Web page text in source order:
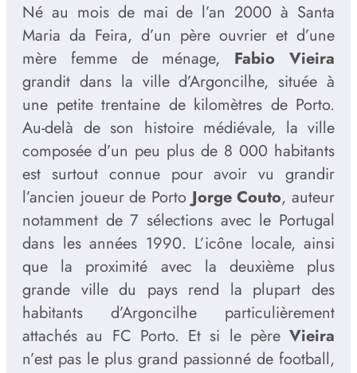
Né au mois de mai de l’an 2000 à Santa
Maria da Feira, d’un père ouvrier et d’une
mère femme de ménage, Fabio Vieira
grandit dans la ville d’Argoncilhe, située à
une petite trentaine de kilomètres de Porto.
Au-delà de son histoire médiévale, la ville
composée d’un peu plus de 8 000 habitants
est surtout connue pour avoir vu grandir
l’ancien joueur de PortoJorge Couto, auteur
notamment de 7 sélections avec le Portugal
dans les années 1990. L’icône locale, ainsi
que la proximité avec la deuxième plus
grande ville du pays rend la plupart des
habitants d’Argoncilhe particulièrement
attachés au FC Porto. Et si le père Vieira
n’est pas le plus grand passionné de football,